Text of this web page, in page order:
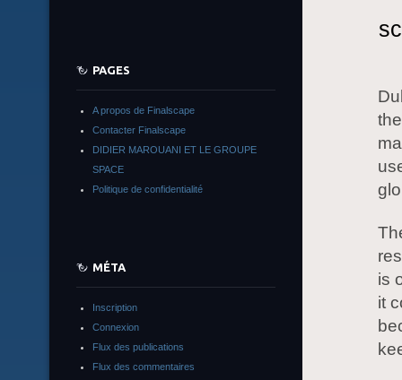
is
it
PAGES
A propos de Finalscape
Contacter Finalscape
DIDIER MAROUANI ET LE GROUPE
SPACE
Politique de confidentialité
MÉTA
Inscription
Connexion
Flux des publications
Flux des commentaires